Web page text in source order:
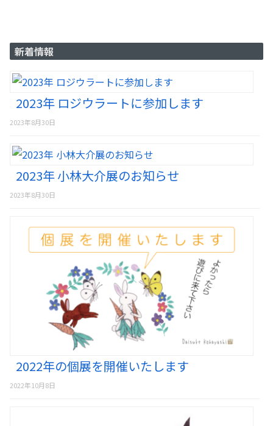
新着情報
2023年 ロジウラートに参加します
2023年8月30日
2023年 小林大介展のお知らせ
2023年8月30日
2022年の個展を開催いたします
2022年10月8日